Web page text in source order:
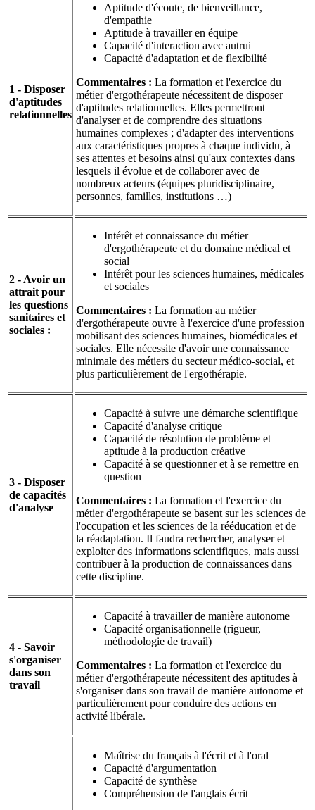
1 - Disposer
d'aptitudes
relationnelles
Aptitude d'écoute, de bienveillance,
d'empathie
Aptitude à travailler en équipe
Capacité d'interaction avec autrui
Capacité d'adaptation et de flexibilité
Commentaires : La formation et l'exercice du
métier d'ergothérapeute nécessitent de disposer
d'aptitudes relationnelles. Elles permettront
d'analyser et de comprendre des situations
humaines complexes ; d'adapter des interventions
aux caractéristiques propres à chaque individu, à
ses attentes et besoins ainsi qu'aux contextes dans
lesquels il évolue et de collaborer avec de
nombreux acteurs (équipes pluridisciplinaire,
personnes, familles, institutions …)
2 - Avoir un
attrait pour
les questions
sanitaires et
sociales :
Intérêt et connaissance du métier
d'ergothérapeute et du domaine médical et
social
Intérêt pour les sciences humaines, médicales
et sociales
Commentaires : La formation au métier
d'ergothérapeute ouvre à l'exercice d'une profession
mobilisant des sciences humaines, biomédicales et
sociales. Elle nécessite d'avoir une connaissance
minimale des métiers du secteur médico-social, et
plus particulièrement de l'ergothérapie.
3 - Disposer
de capacités
d'analyse
Capacité à suivre une démarche scientifique
Capacité d'analyse critique
Capacité de résolution de problème et
aptitude à la production créative
Capacité à se questionner et à se remettre en
question
Commentaires : La formation et l'exercice du
métier d'ergothérapeute se basent sur les sciences de
l'occupation et les sciences de la rééducation et de
la réadaptation. Il faudra rechercher, analyser et
exploiter des informations scientifiques, mais aussi
contribuer à la production de connaissances dans
cette discipline.
4 - Savoir
s'organiser
dans son
travail
Capacité à travailler de manière autonome
Capacité organisationnelle (rigueur,
méthodologie de travail)
Commentaires : La formation et l'exercice du
métier d'ergothérapeute nécessitent des aptitudes à
s'organiser dans son travail de manière autonome et
particulièrement pour conduire des actions en
activité libérale.
Maîtrise du français à l'écrit et à l'oral
Capacité d'argumentation
Capacité de synthèse
Compréhension de l'anglais écrit